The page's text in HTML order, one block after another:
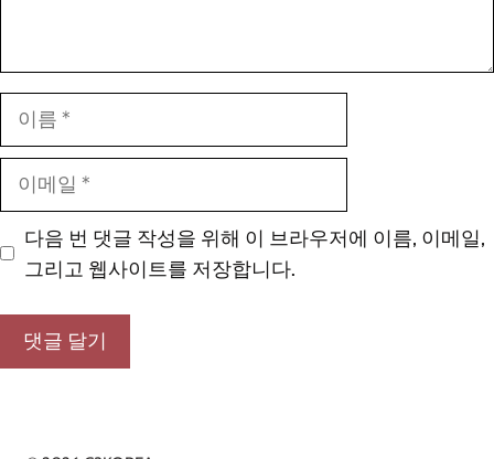
다음 번 댓글 작성을 위해 이 브라우저에 이름, 이메일,
그리고 웹사이트를 저장합니다.